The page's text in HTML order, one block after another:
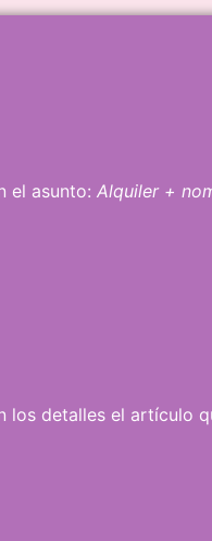
el asunto: Alquiler +
los detalles el artículo